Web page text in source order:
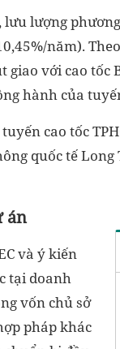
lưu lượng
năm).
giao với cao tốc
hành của
cao tốc
quốc tế
án
và ý kiến
tại doanh
vốn chủ sở
pháp khác